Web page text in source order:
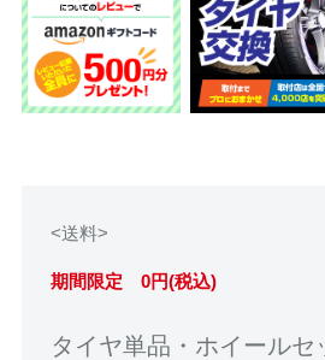
<送料>
期間限定 0円(税込)
タイヤ単品・ホイールセ